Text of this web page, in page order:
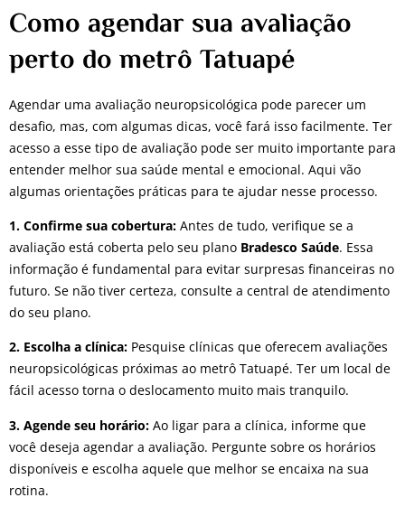
Como agendar sua avaliação
perto do metrô Tatuapé
Agendar uma avaliação neuropsicológica pode parecer um
desafio, mas, com algumas dicas, você fará isso facilmente. Ter
acesso a esse tipo de avaliação pode ser muito importante para
entender melhor sua saúde mental e emocional. Aqui vão
algumas orientações práticas para te ajudar nesse processo.
1. Confirme sua cobertura: Antes de tudo, verifique se a
avaliação está coberta pelo seu plano Bradesco Saúde. Essa
informação é fundamental para evitar surpresas financeiras no
futuro. Se não tiver certeza, consulte a central de atendimento
do seu plano.
2. Escolha a clínica: Pesquise clínicas que oferecem avaliações
neuropsicológicas próximas ao metrô Tatuapé. Ter um local de
fácil acesso torna o deslocamento muito mais tranquilo.
3. Agende seu horário: Ao ligar para a clínica, informe que
você deseja agendar a avaliação. Pergunte sobre os horários
disponíveis e escolha aquele que melhor se encaixa na sua
rotina.